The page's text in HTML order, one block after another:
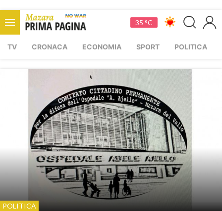
35 °C
TV CRONACA ECONOMIA SPORT POLITICA
POLITICA